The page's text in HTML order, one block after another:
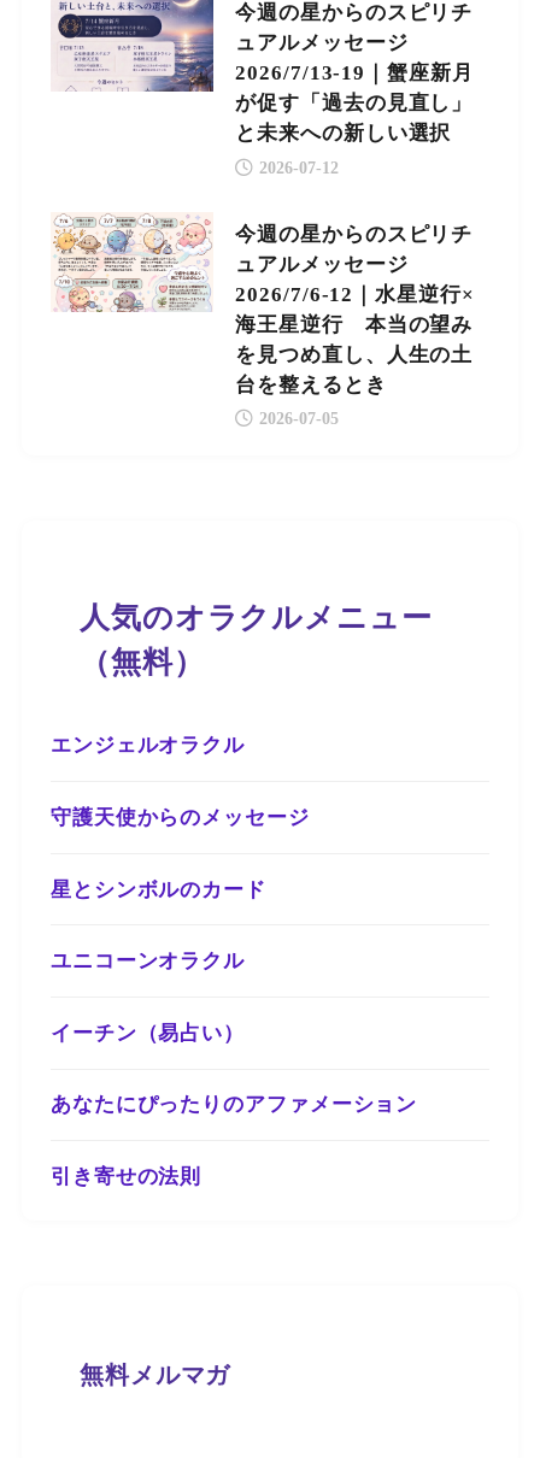
今週の星からのスピリチ
ュアルメッセージ
2026/7/13-19｜蟹座新月
が促す「過去の見直し」
と未来への新しい選択
2026-07-12
今週の星からのスピリチ
ュアルメッセージ
2026/7/6-12｜水星逆行×
海王星逆行 本当の望み
を見つめ直し、人生の土
台を整えるとき
2026-07-05
人気のオラクルメニュー
（無料）
エンジェルオラクル
守護天使からのメッセージ
星とシンボルのカード
ユニコーンオラクル
イーチン（易占い）
あなたにぴったりのアファメーション
引き寄せの法則
無料メルマガ